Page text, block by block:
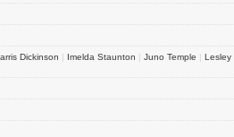
Dickinson | Imelda Staunton | Juno Temple | Lesley